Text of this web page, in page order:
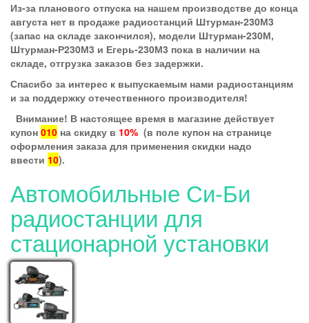
Из-за планового отпуска на нашем производстве до конца
августа нет в продаже радиостанций Штурман-230М3
(запас на складе закончился), модели Штурман-230М,
Штурман-Р230М3 и Егерь-230М3 пока в наличии на
складе, отгрузка заказов без задержки.
Спасибо за интерес к выпускаемым нами радиостанциям
и за поддержку отечественного производителя!
Внимание! В настоящее время в магазине действует
купон 010 на скидку в 10% (в поле купон на странице
оформления заказа для применения скидки надо
ввести 10).
Автомобильные Си-Би
радиостанции для
стационарной установки